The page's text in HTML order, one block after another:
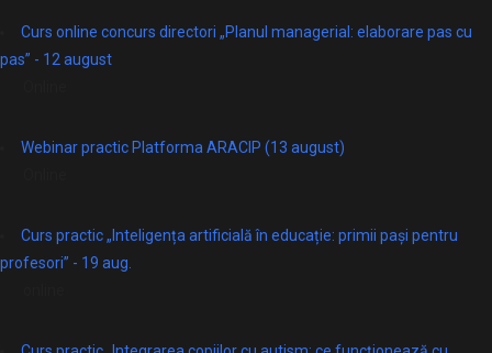
Curs online concurs directori „Planul managerial: elaborare pas cu
pas” - 12 august
Webinar practic Platforma ARACIP (13 august)
Curs practic „Inteligența artificială în educație: primii pași pentru
profesori” - 19 aug.